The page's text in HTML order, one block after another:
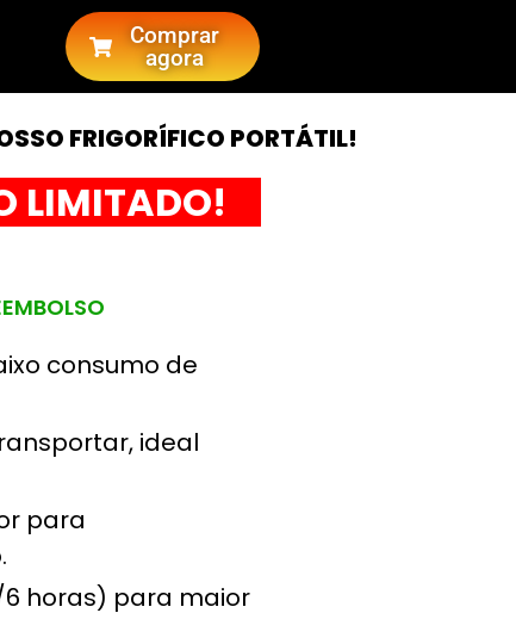
Comprar
agora
FRIGORÍFICO PORTÁTIL!
LIMITADO!
consumo de
ideal
para
horas) para maior